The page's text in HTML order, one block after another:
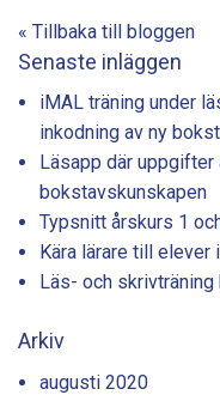
« Tillbaka till bloggen
Senaste inläggen
iMAL träning under
inkodning av ny
Läsapp där
bokstavskunskapen
Typsnitt årskurs 1
Kära lärare till elever
Läs- och
Arkiv
augusti 2020